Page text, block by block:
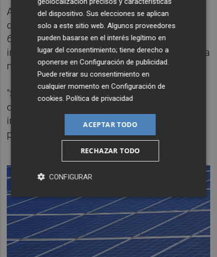
Alcanzar su objetivo de 30 GW de capacidad
de fabricación europea a 2025 generaría
60.000 millones de euros de producto
interior bruto (PIB) al año en Europa, y crearía
más de 400.000 puestos de trabajo.
"Se han dado tres factores que han
cambiado la visión de las empresas, las
instituciones, los Estados miembros y la
propia Comisión", relata Sanz.
del dispositivo. Sus elecciones se aplican
solo a este sitio web. Algunos proveedores
pueden basarse en el interés legítimo en
lugar del consentimiento; tiene derecho a
oponerse enConfiguración de publicidad.
Puede retirar su consentimiento en
cualquier momento enConfiguración de
cookies.Política de privacidad
ACEPTAR TODO
RECHAZAR TODO
CONFIGURAR